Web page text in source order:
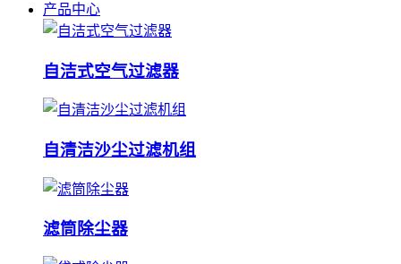
产品中心
自洁式空气过滤器
自清洁沙尘过滤机组
滤筒除尘器